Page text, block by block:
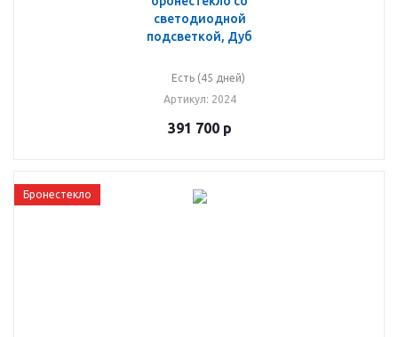
светодиодной
подсветкой, Дуб
Есть (45 дней)
Артикул: 2024
391 700р
Бронестекло